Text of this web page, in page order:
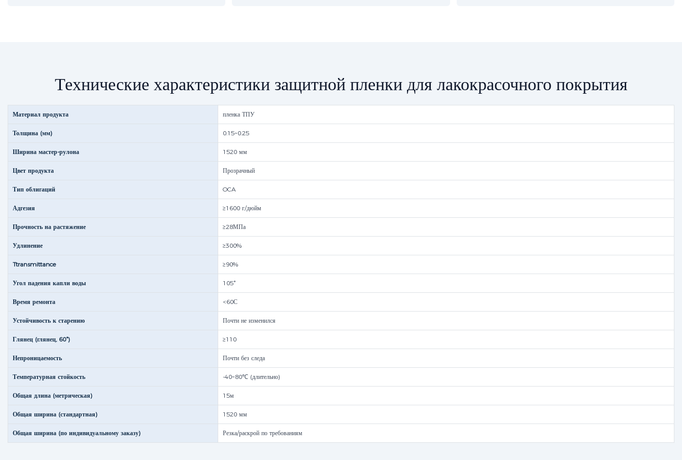
Технические характеристики защитной пленки для лакокрасочного покрытия
Материал продукта пленка ТПУ
Толщина (мм) 0.15~0.25
Ширина мастер-рулона 1520 мм
Цвет продукта Прозрачный
Тип облигаций OCA
Адгезия ≥1600 г/дюйм
Прочность на растяжение ≥28МПа
Удлинение ≥300%
Ttransmittance ≥90%
Угол падения капли воды 105°
Время ремонта <60С
Устойчивость к старению Почти не изменился
Глянец (глянец, 60°) ≥110
Непроницаемость Почти без следа
Температурная стойкость -40~80℃ (длительно)
Общая длина (метрическая) 15м
Общая ширина (стандартная) 1520 мм
Общая ширина (по индивидуальному заказу) Резка/раскрой по требованиям